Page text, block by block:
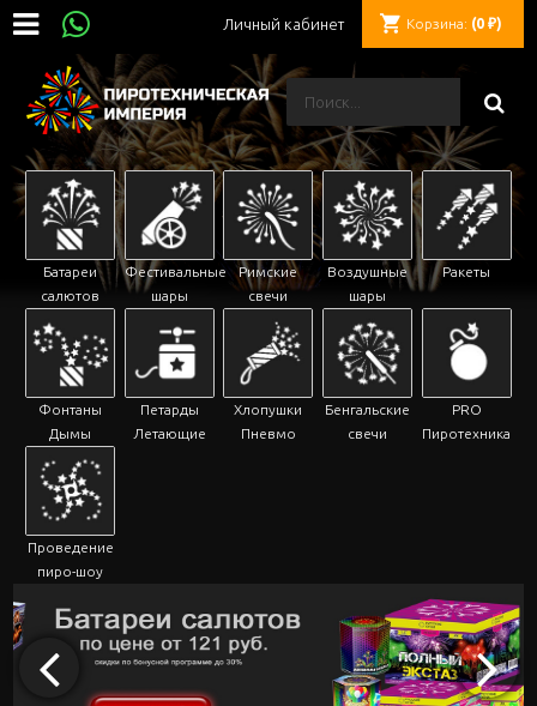
Личный кабинет Корзина: (0 ₽)
Батареи
салютов
Фестивальные
шары
Римские
свечи
Воздушные
шары
Ракеты
Фонтаны
Дымы
Петарды
Летающие
Хлопушки
Пневмо
Бенгальские
свечи
PRO
Пиротехника
Проведение
пиро-шоу